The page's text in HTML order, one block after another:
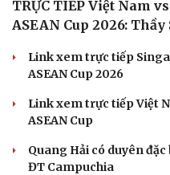
TRỰC TIẾP Việt Nam
ASEAN Cup 2026:
Link xem trực tiếp
ASEAN Cup 2026
Link xem trực tiếp Việt
ASEAN Cup
Quang Hải có duyên
ĐT Campuchia